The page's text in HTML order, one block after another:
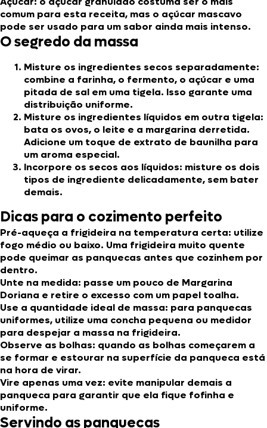
comum para esta receita, mas o açúcar mascavo
pode ser usado para um sabor ainda mais intenso.
O segredo da massa
Misture os ingredientes secos separadamente:
combine a farinha, o fermento, o açúcar e uma
pitada de sal em uma tigela. Isso garante uma
distribuição uniforme.
Misture os ingredientes líquidos em outra tigela:
bata os ovos, o leite e a margarina derretida.
Adicione um toque de extrato de baunilha para
um aroma especial.
Incorpore os secos aos líquidos: misture os dois
tipos de ingrediente delicadamente, sem bater
demais.
Dicas para o cozimento perfeito
Pré-aqueça a frigideira na temperatura certa: utilize
fogo médio ou baixo. Uma frigideira muito quente
pode queimar as panquecas antes que cozinhem por
dentro.
Unte na medida: passe um pouco de Margarina
Doriana e retire o excesso com um papel toalha.
Use a quantidade ideal de massa: para panquecas
uniformes, utilize uma concha pequena ou medidor
para despejar a massa na frigideira.
Observe as bolhas: quando as bolhas começarem a
se formar e estourar na superfície da panqueca está
na hora de virar.
Vire apenas uma vez: evite manipular demais a
panqueca para garantir que ela fique fofinha e
uniforme.
Servindo as panquecas